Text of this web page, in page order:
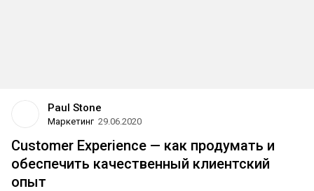
Paul Stone
Маркетинг 29.06.2020
Customer Experience — как продумать и
обеспечить качественный клиентский
опыт